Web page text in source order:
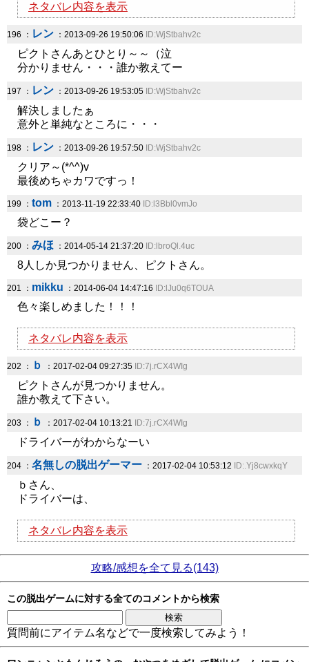
ネタバレ内容を表示
196 ： レン ：2013-09-26 19:50:06 ID:WjStbahv2c
ピクトさんあとひとり～～（泣
分かりません・・・誰か教えてー
197 ： レン ：2013-09-26 19:53:05 ID:WjStbahv2c
解決しましたぁ
意外と単純なところに・・・
198 ： レン ：2013-09-26 19:57:50 ID:WjStbahv2c
クリア～(*^^)v
最後めちゃカワですっ！
199 ： tom ：2013-11-19 22:33:40 ID:l3Bbl0vmJo
袋どこー？
200 ： みほ ：2014-05-14 21:37:20 ID:lbroQl.4uc
8人しか見つかりません、ピクトさん。
201 ： mikku ：2014-06-04 14:47:16 ID:lJu0q6TOUA
色々楽しめました！！！
ネタバレ内容を表示
202 ： ｂ ：2017-02-04 09:27:35 ID:7j.rCX4WIg
ピクトさんが見つかりません。
誰か教えて下さい。
203 ： ｂ ：2017-02-04 10:13:21 ID:7j.rCX4WIg
ドライバーがわからなーい
204 ： 名無しの脱出ゲーマー ：2017-02-04 10:53:12 ID:.Yj8cwxkqY
ｂさん、
ドライバーは、
ネタバレ内容を表示
攻略/感想を全て見る(143)
この脱出ゲームに対する全てのコメントから検索
質問前にアイテム名などで一度検索してみよう！